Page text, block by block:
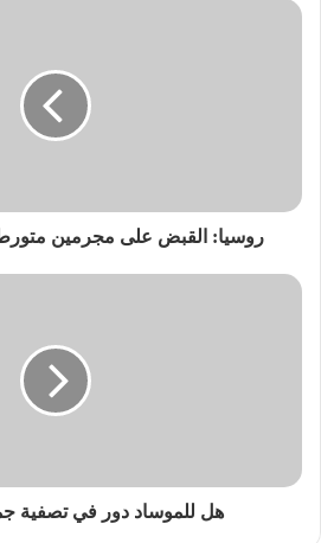
روسيا: القبض على مجرمين
هل للموساد دور في تصفية